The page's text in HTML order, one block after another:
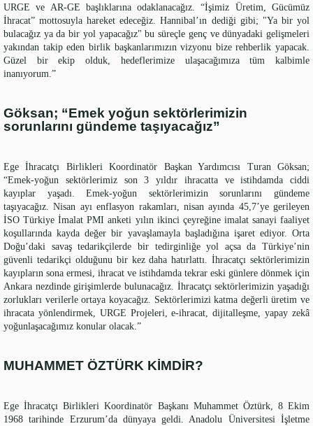
URGE ve AR-GE başlıklarına odaklanacağız. “İşimiz Üretim, Gücümüz
İhracat” mottosuyla hareket edeceğiz. Hannibal’ın dediği gibi; "Ya bir yol
bulacağız ya da bir yol yapacağız" bu süreçle genç ve dünyadaki gelişmeleri
yakından takip eden birlik başkanlarımızın vizyonu bize rehberlik yapacak.
Güzel bir ekip olduk, hedeflerimize ulaşacağımıza tüm kalbimle
inanıyorum.”
Göksan; “Emek yoğun sektörlerimizin
sorunlarını gündeme taşıyacağız”
Ege İhracatçı Birlikleri Koordinatör Başkan Yardımcısı Turan Göksan;
“Emek-yoğun sektörlerimiz son 3 yıldır ihracatta ve istihdamda ciddi
kayıplar yaşadı. Emek-yoğun sektörlerimizin sorunlarını gündeme
taşıyacağız. Nisan ayı enflasyon rakamları, nisan ayında 45,7’ye gerileyen
İSO Türkiye İmalat PMI anketi yılın ikinci çeyreğine imalat sanayi faaliyet
koşullarında kayda değer bir yavaşlamayla başladığına işaret ediyor. Orta
Doğu’daki savaş tedarikçilerde bir tedirginliğe yol açsa da Türkiye’nin
güvenli tedarikçi olduğunu bir kez daha hatırlattı. İhracatçı sektörlerimizin
kayıpların sona ermesi, ihracat ve istihdamda tekrar eski günlere dönmek için
Ankara nezdinde girişimlerde bulunacağız. İhracatçı sektörlerimizin yaşadığı
zorlukları verilerle ortaya koyacağız. Sektörlerimizi katma değerli üretim ve
ihracata yönlendirmek, URGE Projeleri, e-ihracat, dijitalleşme, yapay zekâ
yoğunlaşacağımız konular olacak.”
MUHAMMET ÖZTÜRK KİMDİR?
Ege İhracatçı Birlikleri Koordinatör Başkanı Muhammet Öztürk, 8 Ekim
1968 tarihinde Erzurum’da dünyaya geldi. Anadolu Üniversitesi İşletme